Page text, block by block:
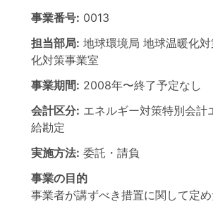
事業番号: 0013
担当部局: 地球環境局 地球温暖化
化対策事業室
事業期間: 2008年〜終了予定なし
会計区分: エネルギー対策特別会計
給勘定
実施方法: 委託・請負
事業の目的
事業者が講ずべき措置に関して定